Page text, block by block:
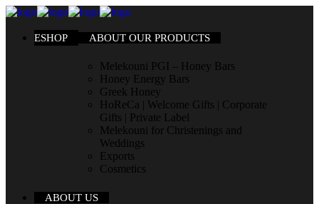
ESHOP ABOUT OUR PRODUCTS
Melekouni PGI – Honey Bars
Honey Energy Bars
Greek Honey
HoReCa | Welcome Gifts | Corporate
Gifts | Private Label
Melekouni for Christenings and
Weddings
Exports
Cosmetics
ABOUT US